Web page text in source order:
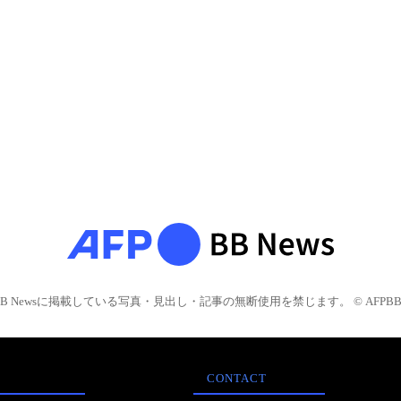
Newsに掲載している写真・見出し・記事の無断使用を禁じます。 © AFPBB
CONTACT